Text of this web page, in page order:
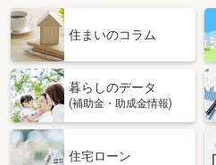
住まいのコラム
暮らしのデータ
(補助金・助成金情報)
住宅ローン